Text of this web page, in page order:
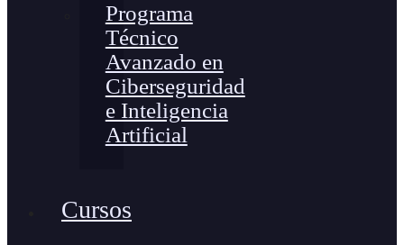
Programa
Técnico
Avanzado en
Ciberseguridad
e Inteligencia
Artificial
Cursos